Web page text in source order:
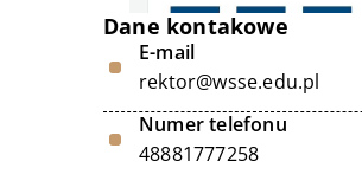
Dane kontakowe
E-mail
rektor@wsse.edu.pl
Numer telefonu
48881777258